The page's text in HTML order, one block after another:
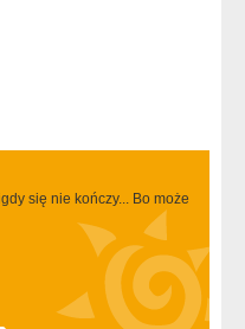
się nie kończy... Bo może